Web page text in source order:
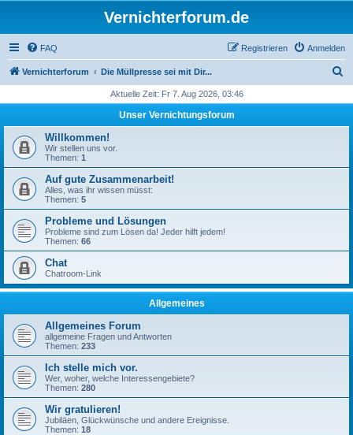
Vernichterforum.de
FAQ Anmelden
Registrieren
Vernichterforum Die Müllpresse sei mit Dir...
h
Aktuelle Zeit: Fr 7. Aug 2026, 03:46
Unser Vernichtungsforum
Willkommen!
Wir stellen uns vor.
Themen: 1
Auf gute Zusammenarbeit!
Alles, was ihr wissen müsst:
Themen: 5
Probleme und Lösungen
Probleme sind zum Lösen da! Jeder hilft jedem!
Themen: 66
Chat
Chatroom-Link
Allgemeines
Allgemeines Forum
allgemeine Fragen und Antworten
Themen: 233
Ich stelle mich vor.
Wer, woher, welche Interessengebiete?
Themen: 280
Wir gratulieren!
Jubiläen, Glückwünsche und andere Ereignisse.
Themen: 18